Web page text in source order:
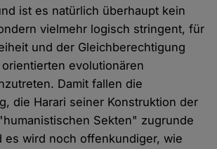
ist es natürlich überhaupt kein
vielmehr logisch stringent, für
und der Gleichberechtigung
evolutionären
Damit fallen die
die Harari seiner Konstruktion der
Sekten" zugrunde
es wird noch offenkundiger, wie